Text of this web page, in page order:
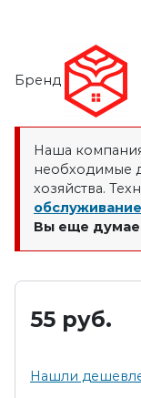
Бренд
Наша
необходимые
хозяйства.
Вы еще
55 руб.
Нашли